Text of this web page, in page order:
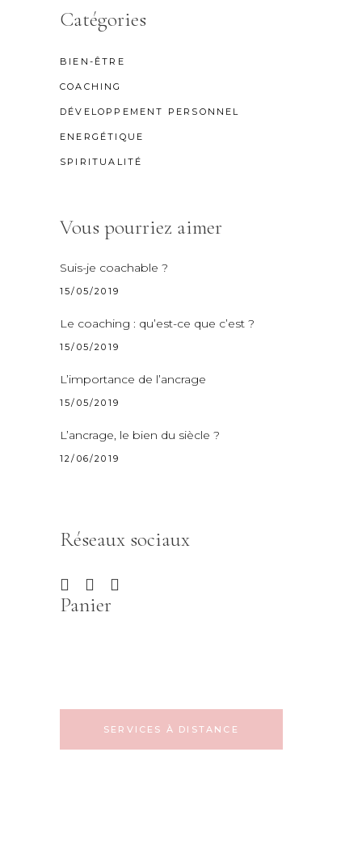
Catégories
BIEN-ÊTRE
COACHING
DÉVELOPPEMENT PERSONNEL
ENERGÉTIQUE
SPIRITUALITÉ
Vous pourriez aimer
Suis-je coachable ?
15/05/2019
Le coaching : qu’est-ce que c’est ?
15/05/2019
L’importance de l’ancrage
15/05/2019
L’ancrage, le bien du siècle ?
12/06/2019
Réseaux sociaux
Panier
SERVICES À DISTANCE